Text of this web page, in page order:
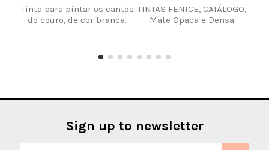
Tinta para pintar os cantos
do couro, de cor branca.
TINTAS FENICE, CATÁLOGO,
Mate Opaca e Densa
Sign up to newsletter